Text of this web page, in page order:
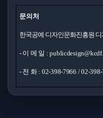
문의처
한국공예·디자인문화진흥원
- 이 메 일 :
- 전 화 : 02-398-7966 / 02-